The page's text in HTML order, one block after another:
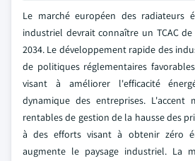
Le marché européen des radiateurs
industriel devrait connaître un TCAC
2034. Le développement rapide des
de politiques réglementaires
visant à améliorer l'efficacité
dynamique des entreprises. L'accent
rentables de gestion de la hausse des
à des efforts visant à obtenir zéro
augmente le paysage industriel. La